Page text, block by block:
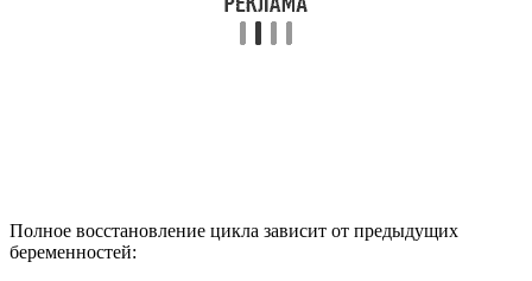
Полное восстановление цикла зависит от предыдущих
беременностей: